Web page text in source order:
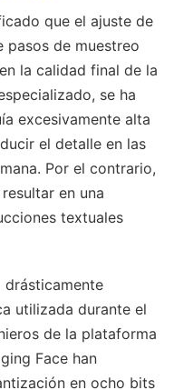
que el ajuste de
pasos de muestreo
la calidad final de la
se ha
excesivamente alta
el detalle en las
Por el contrario,
en una
textuales
drásticamente
utilizada durante el
de la plataforma
Face han
en ocho bits